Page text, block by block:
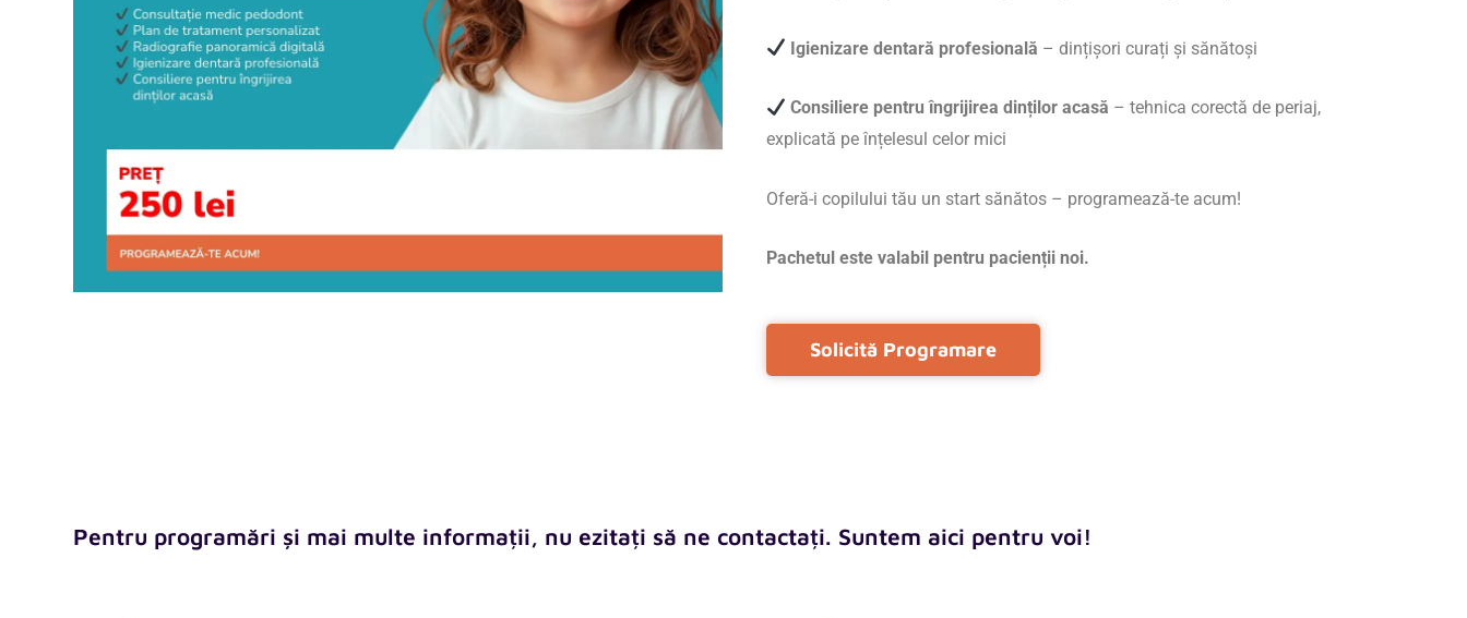
Igienizare dentară profesională – dințișori curați și sănătoși
Consiliere pentru îngrijirea dinților acasă – tehnica corectă de periaj,
explicată pe înțelesul celor mici
Oferă-i copilului tău un start sănătos – programează-te acum!
Pachetul este valabil pentru pacienții noi.
Solicită Programare
Pentru programări și mai multe informații, nu ezitați să ne contactați. Suntem aici pentru voi!